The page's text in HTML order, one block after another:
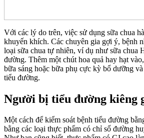
Với các lý do trên, việc sử dụng sữa chua
khuyến khích. Các chuyên gia gợi ý, bệnh
loại sữa chua tự nhiên, ví dụ như sữa chua
đường. Thêm một chút hoa quả hay hạt
bữa sáng hoặc bữa phụ cực kỳ bổ dưỡng
tiểu đường.
Người bị tiểu đường kiêng
Một cách để kiểm soát bệnh tiểu đường
bằng các loại thực phẩm có chỉ số đường